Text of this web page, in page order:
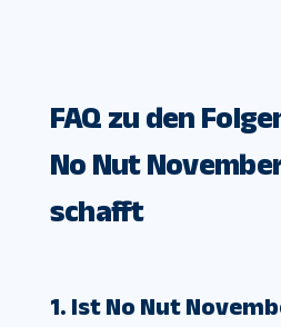
FAQ zu den
No Nut
schafft
1. Ist No Nut